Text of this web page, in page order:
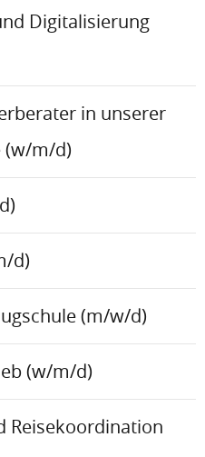
Digitalisierung
in unserer
(w/m/d)
d)
(m/w/d)
(w/m/d)
Reisekoordination